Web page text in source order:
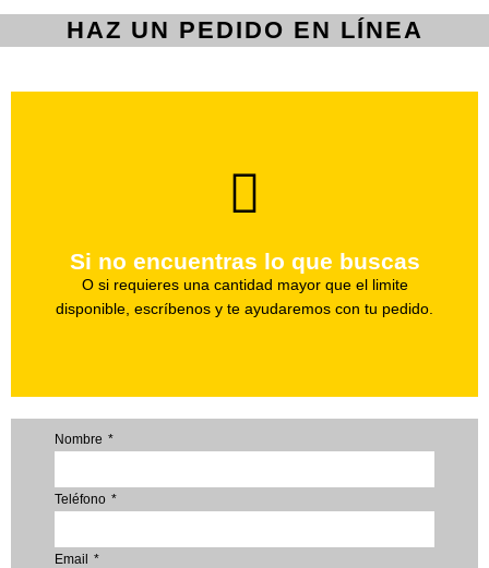
HAZ UN PEDIDO EN LÍNEA
Si no encuentras lo que buscas
O si requieres una cantidad mayor que el limite
disponible, escríbenos y te ayudaremos con tu pedido.
Haz tu pedido
Nombre
Teléfono
Email